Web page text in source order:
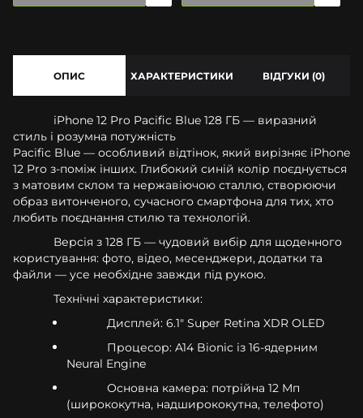
ОПИС ХАРАКТЕРИСТИКИ ВІДГУКИ (0)
iPhone 12 Pro Pacific Blue 128 ГБ — виразний
стиль і розумна потужність
Pacific Blue — особливий відтінок, який вирізняє iPhone
12 Pro з-поміж інших. Глибокий синій колір поєднується
з матовим склом та нержавіючою сталлю, створюючи
образ витонченого, сучасного смартфона для тих, хто
любить поєднання стилю та технологій.
Версія з 128 ГБ — чудовий вибір для щоденного
користування: фото, відео, месенджери, додатки та
файли — усе необхідне завжди під рукою.
Технічні характеристики:
Дисплей: 6.1" Super Retina XDR OLED
Процесор: A14 Bionic із 16-ядерним
Neural Engine
Основна камера: потрійна 12 Мп
(ширококутна, надширококутна, телефото)